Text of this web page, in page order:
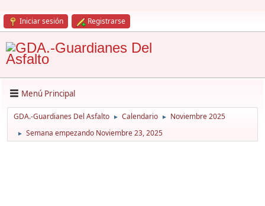
Iniciar sesión Registrarse
Menú Principal
GDA.-Guardianes Del Asfalto ► Calendario ► Noviembre 2025
► Semana empezando Noviembre 23, 2025